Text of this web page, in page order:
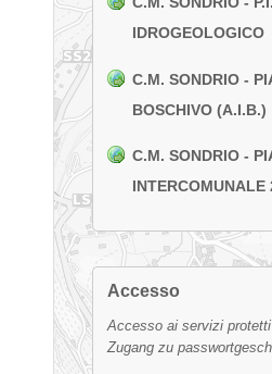
IDROGEOLOGICO
C.M. SONDRIO -
BOSCHIVO (A.I.B.)
C.M. SONDRIO -
INTERCOMUNALE
Accesso
Accesso ai servizi
Zugang zu